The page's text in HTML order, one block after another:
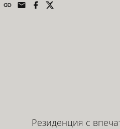
Резиденция с